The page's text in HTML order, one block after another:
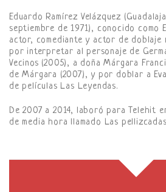
Eduardo Ramírez Velázquez
septiembre de 1971), conocido como
actor, comediante y actor de doblaje
por interpretar al personaje de
Vecinos (2005), a doña Márgara
de Márgara (2007), y por doblar a
de películas Las Leyendas.
De 2007 a 2014, laboró para Telehit
de media hora llamado Las